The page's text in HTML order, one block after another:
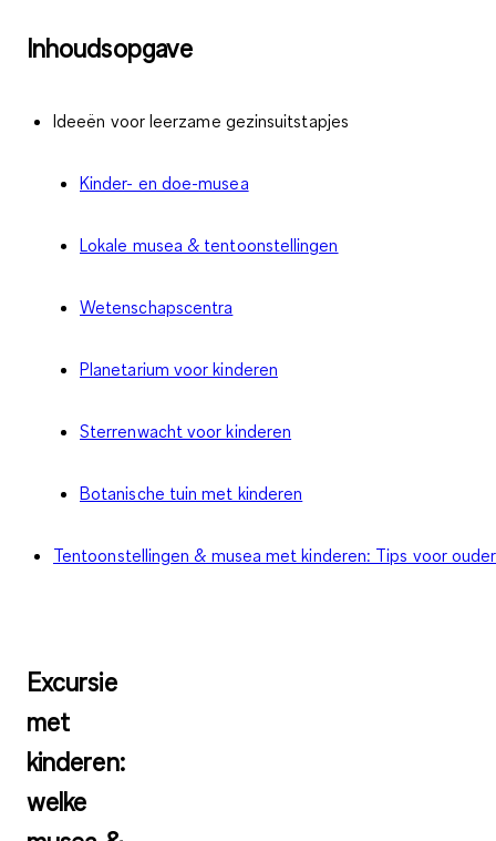
Inhoudsopgave
Ideeën voor leerzame gezinsuitstapjes
Kinder- en doe-musea
Lokale musea & tentoonstellingen
Wetenschapscentra
Planetarium voor kinderen
Sterrenwacht voor kinderen
Botanische tuin met kinderen
Tentoonstellingen & musea met kinderen: Tips voor
Excursie
met
kinderen:
welke